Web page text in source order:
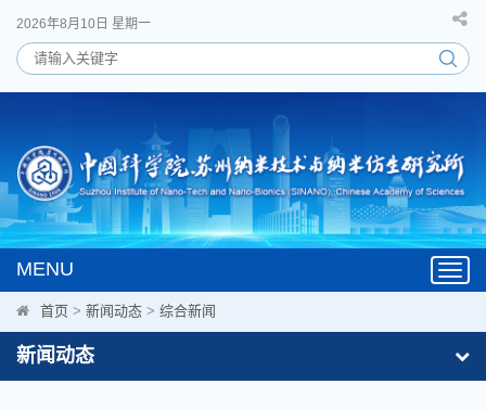
2026年8月10日 星期一
MENU
首页 > 新闻动态 > 综合新闻
新闻动态